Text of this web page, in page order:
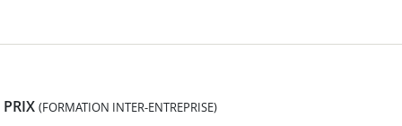
PRIX(FORMATION INTER-ENTREPRISE)